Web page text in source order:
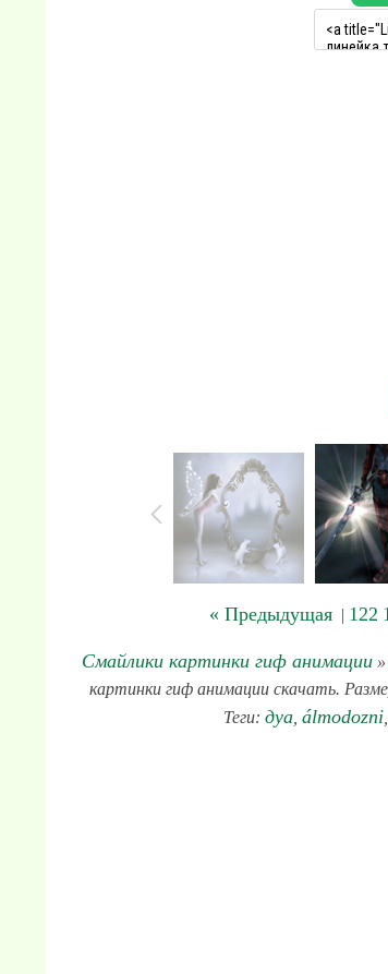
« Предыдущая| 122
Смайлики картинки гиф анимации »
картинки гиф анимации скачать.
Теги: дуа, álmodozni,